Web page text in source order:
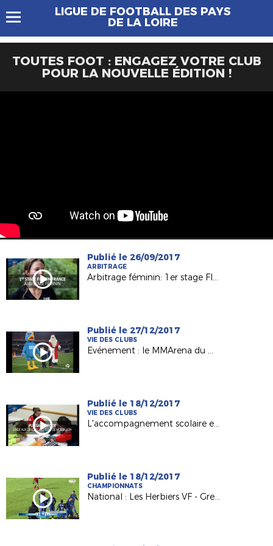
LIGUE DE FOOTBALL DES PAYS
DE LA LOIRE
TOUTES FOOT : ENGAGEZ VOTRE CLUB
POUR LA NOUVELLE ÉDITION !
Publié le 26/09/2017
ARBITRAGE
Arbitrage féminin: 1er stage FIFA en France
Publié le 27/12/2017
VIE DES CLUBS
Evénement : le MMArena du Mans FC en mode Noël !
Publié le 18/12/2017
VIE DES CLUBS
L'accompagnement scolaire en lumière avec l'Etoile Mouzillonnaise
Publié le 18/12/2017
CHAMPIONNATS
National : Les Herbiers VF - Grenoble Foot 38 (0-1)